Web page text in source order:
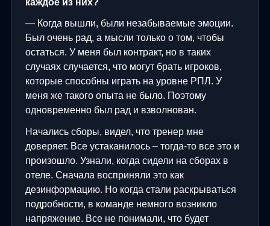
— Когда вышли, были незабываемые эмоции.
Был очень рад, а мысли только о том, чтобы
остаться. У меня был контракт, но в таких
случаях случается, что могут брать игроков,
которые способны играть на уровне РПЛ. У
меня же такого опыта не было. Поэтому
одновременно был рад и взволнован.
Начались сборы, видел, что тренер мне
доверяет. Все устаканилось – тогда-то все это и
произошло. Узнали, когда сидели на сборах в
отеле. Сначала восприняли это как
дезинформацию. Но когда стали раскрываться
подробности, в команде немного возникло
напряжение. Все не понимали, что будет